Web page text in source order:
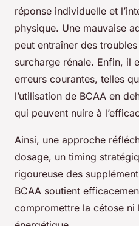
réponse individuelle et
physique. Une mauvaise
peut entraîner des
surcharge rénale. Enfin, il
erreurs courantes, telles
l’utilisation de BCAA en
qui peuvent nuire à
Ainsi, une approche
dosage, un timing
rigoureuse des
BCAA soutient
compromettre la cétose ni